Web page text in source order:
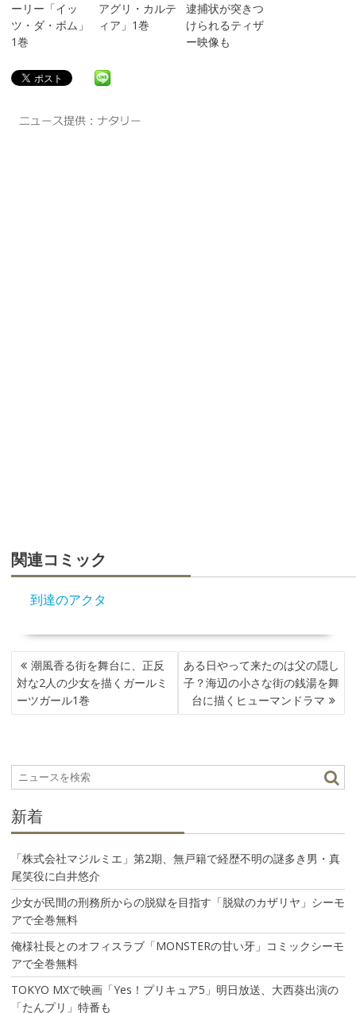
ーリー「イッ
ツ・ダ・ボム」
1巻
アグリ・カルテ
ィア」1巻
逮捕状が突きつ
けられるティザ
ー映像も
関連コミック
到達のアクタ
投
稿
ナ
ビ
シ
ョ
潮風香る街を舞台に、正反
対な2人の少女を描くガールミ
ーツガール1巻
ある日やって来たのは父の隠し
子？海辺の小さな街の銭湯を舞
台に描くヒューマンドラマ
新着
「株式会社マジルミエ」第2期、無戸籍で経歴不明の謎多き男・真
尾笑役に白井悠介
少女が民間の刑務所からの脱獄を目指す「脱獄のカザリヤ」シーモ
アで全巻無料
俺様社長とのオフィスラブ「MONSTERの甘い牙」コミックシーモ
アで全巻無料
TOKYO MXで映画「Yes！プリキュア5」明日放送、大西葵出演の
「たんプリ」特番も